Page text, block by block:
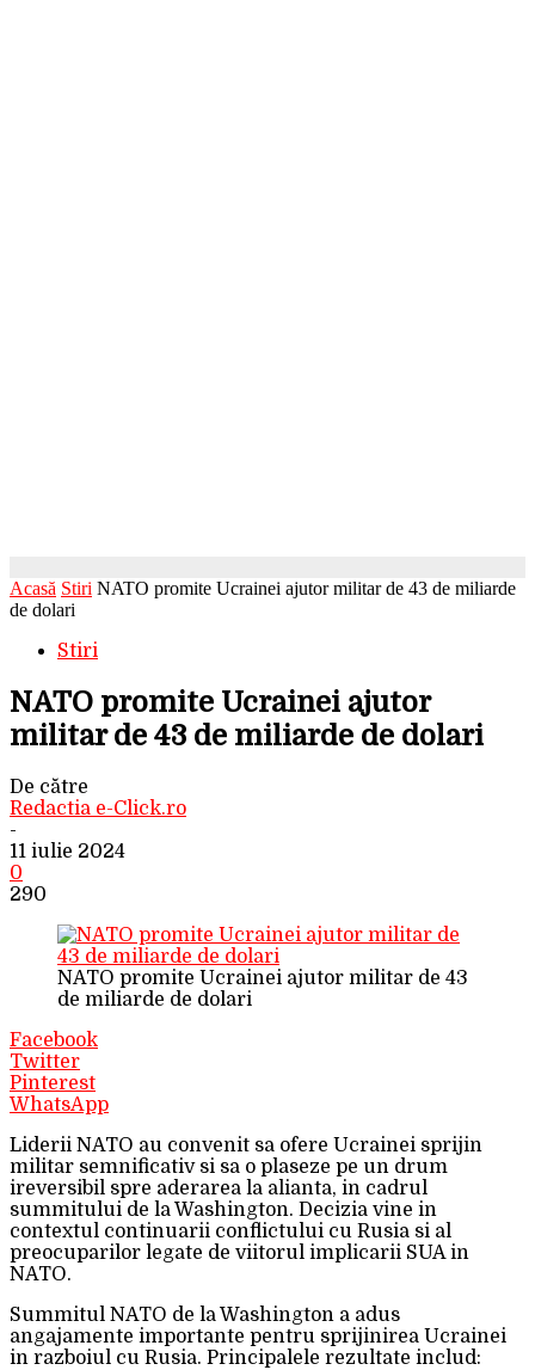
Acasă Stiri NATO promite Ucrainei ajutor militar de 43 de miliarde
de dolari
Stiri
NATO promite Ucrainei ajutor
militar de 43 de miliarde de dolari
De către
Redactia e-Click.ro
-
11 iulie 2024
0
290
NATO promite Ucrainei ajutor militar de 43
de miliarde de dolari
Facebook
Twitter
Pinterest
WhatsApp
Liderii NATO au convenit sa ofere Ucrainei sprijin
militar semnificativ si sa o plaseze pe un drum
ireversibil spre aderarea la alianta, in cadrul
summitului de la Washington. Decizia vine in
contextul continuarii conflictului cu Rusia si al
preocuparilor legate de viitorul implicarii SUA in
NATO.
Summitul NATO de la Washington a adus
angajamente importante pentru sprijinirea Ucrainei
in razboiul cu Rusia. Principalele rezultate includ: